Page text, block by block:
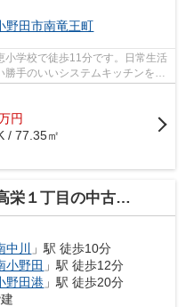
野田市南竜王町
学校で徒歩11分です。日常生活
手のいいシステムキッチンを選
円
/ 77.35㎡
丁目の中古一戸建
中川
」駅 徒歩10分
小野田 」駅 徒歩12分
野田港 」駅 徒歩20分